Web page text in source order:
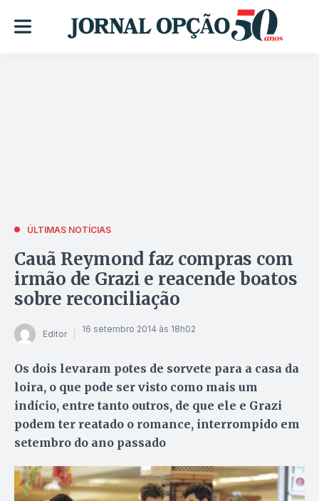
ÚLTIMAS NOTÍCIAS
Cauã Reymond faz compras com
irmão de Grazi e reacende boatos
sobre reconciliação
Editor 16 setembro 2014 às 18h02
Os dois levaram potes de sorvete para a casa da
loira, o que pode ser visto como mais um
indício, entre tanto outros, de que ele e Grazi
podem ter reatado o romance, interrompido em
setembro do ano passado